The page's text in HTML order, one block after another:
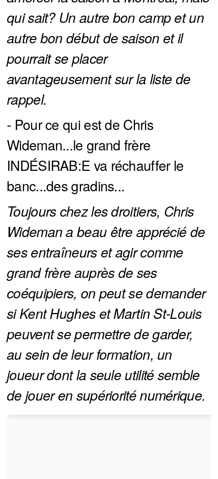
qui sait? Un autre bon camp et un
autre bon début de saison et il
pourrait se placer
avantageusement sur la liste de
rappel.
- Pour ce qui est de Chris
Wideman...le grand frère
INDÉSIRAB:E va réchauffer le
banc...des gradins...
Toujours chez les droitiers, Chris
Wideman a beau être apprécié de
ses entraîneurs et agir comme
grand frère auprès de ses
coéquipiers, on peut se demander
si Kent Hughes et Martin St-Louis
peuvent se permettre de garder,
au sein de leur formation, un
joueur dont la seule utilité semble
de jouer en supériorité numérique.